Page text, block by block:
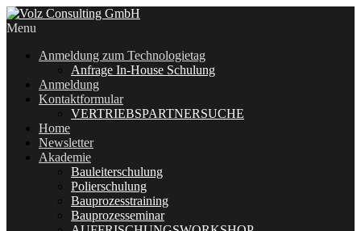
Menu
Anmeldung zum Technologietag
Anfrage In-House Schulung
Anmeldung
Kontaktformular
VERTRIEBSPARTNERSUCHE
Home
Newsletter
Akademie
Bauleiterschulung
Polierschulung
Bauprozesstraining
Bauprozesseminar